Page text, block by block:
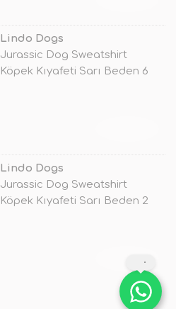
Lindo Dogs
Jurassic Dog Sweatshirt
Köpek Kıyafeti Sarı Beden 6
Lindo Dogs
Jurassic Dog Sweatshirt
Köpek Kıyafeti Sarı Beden 2
TÜKENDİ